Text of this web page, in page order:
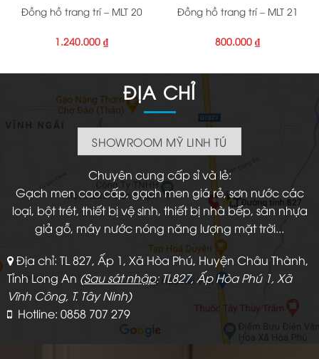
Đồng hồ trang trí – MLT 20
1.240.000 ₫
Đồng hồ trang trí – MLT 21
800.000 ₫
ĐỊA CHỈ
SHOWROOM MỸ LINH TÚ
Chuyên cung cấp sỉ và lẻ:
Gạch men cao cấp, gạch men giá rẻ, sơn nước các
loại, bột trét, thiết bị vệ sinh, thiết bị nhà bếp, sàn nhựa
giả gỗ, máy nước nóng năng lượng mặt trời...
Địa chỉ: TL 827, Ấp 1, Xã Hòa Phú, Huyện Châu Thành,
Tỉnh Long An (Sau sát nhập: TL827, Ấp Hòa Phú 1, Xã
Vĩnh Công, T. Tây Ninh)
Hotline: 0858 707 279